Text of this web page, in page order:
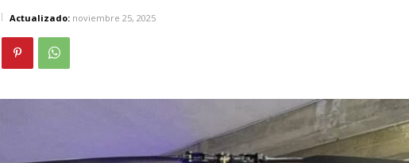
Actualizado: noviembre 25, 2025